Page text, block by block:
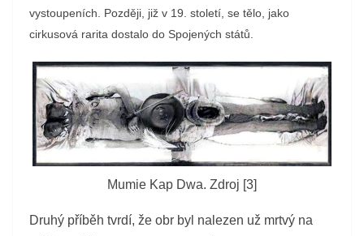
vystoupeních. Později, již v 19. století, se tělo, jako
cirkusová rarita dostalo do Spojených států.
Mumie Kap Dwa. Zdroj [3]
Druhý příběh tvrdí, že obr byl nalezen už mrtvý na